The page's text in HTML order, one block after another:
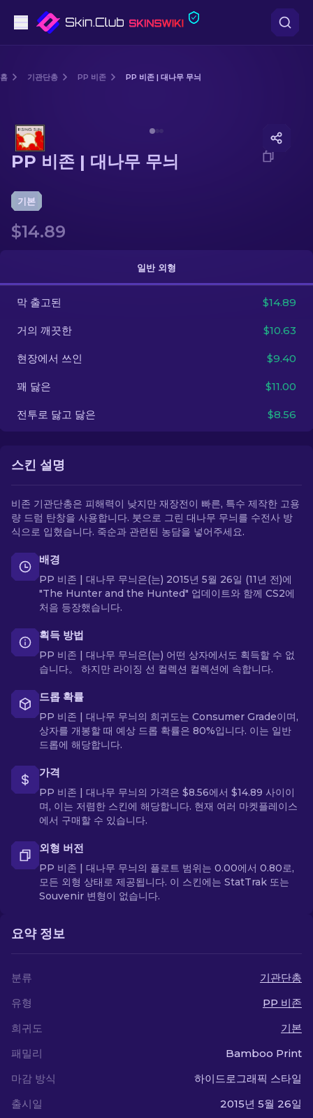
돌격소총
저격소총
장갑
기타
홈 기관단총 PP 비존 PP 비존 | 대나무 무늬
PP 비존 | 대나무 무늬
기본
$14.89
일반 외형
막 출고된 $14.89
거의 깨끗한 $10.63
현장에서 쓰인 $9.40
꽤 닳은 $11.00
전투로 닳고 닳은 $8.56
스킨 설명
비존 기관단총은 피해력이 낮지만 재장전이 빠른, 특수 제작한 고용
량 드럼 탄창을 사용합니다. 붓으로 그린 대나무 무늬를 수전사 방
식으로 입혔습니다. 죽순과 관련된 농담을 넣어주세요.
배경
PP 비존 | 대나무 무늬은(는) 2015년 5월 26일 (11년 전)에
"The Hunter and the Hunted" 업데이트와 함께 CS2에
처음 등장했습니다.
획득 방법
PP 비존 | 대나무 무늬은(는) 어떤 상자에서도 획득할 수 없
습니다。 하지만 라이징 선 컬렉션 컬렉션에 속합니다.
드롭 확률
PP 비존 | 대나무 무늬의 희귀도는 Consumer Grade이며,
상자를 개봉할 때 예상 드롭 확률은 80%입니다. 이는 일반
드롭에 해당합니다.
가격
PP 비존 | 대나무 무늬의 가격은 $8.56에서 $14.89 사이이
며, 이는 저렴한 스킨에 해당합니다. 현재 여러 마켓플레이스
에서 구매할 수 있습니다.
외형 버전
PP 비존 | 대나무 무늬의 플로트 범위는 0.00에서 0.80로,
모든 외형 상태로 제공됩니다. 이 스킨에는 StatTrak 또는
Souvenir 변형이 없습니다.
요약 정보
분류
기관단총
유형
PP 비존
희귀도
기본
패밀리
Bamboo Print
마감 방식
하이드로그래픽 스타일
출시일
2015년 5월 26일